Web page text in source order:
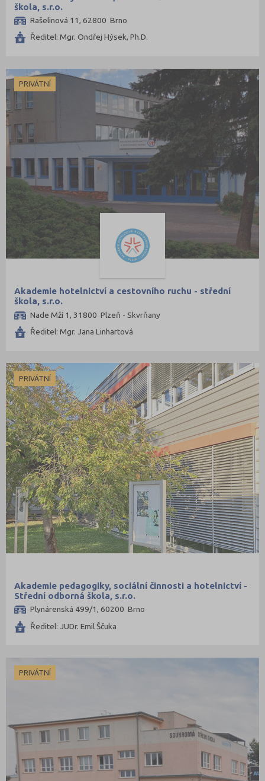
Třebíč (4)
Uherské Hradiště (7)
Ústí nad Labem (2)
Vsetín (7)
Žďár nad Sázavou (4)
škola, s.r.o.
Rašelinová 11, 62800 Brno
Ředitel: Mgr. Ondřej Hýsek, Ph.D.
PRIVÁTNÍ
Akademie hotelnictví a cestovního ruchu - střední
škola, s.r.o.
Nade Mží 1, 31800 Plzeň - Skvrňany
Ředitel: Mgr. Jana Linhartová
PRIVÁTNÍ
Akademie pedagogiky, sociální činnosti a hotelnictví -
Střední odborná škola, s.r.o.
Plynárenská 499/1, 60200 Brno
Ředitel: JUDr. Emil Ščuka
PRIVÁTNÍ